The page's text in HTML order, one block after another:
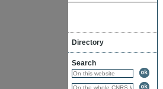
Directory
Search